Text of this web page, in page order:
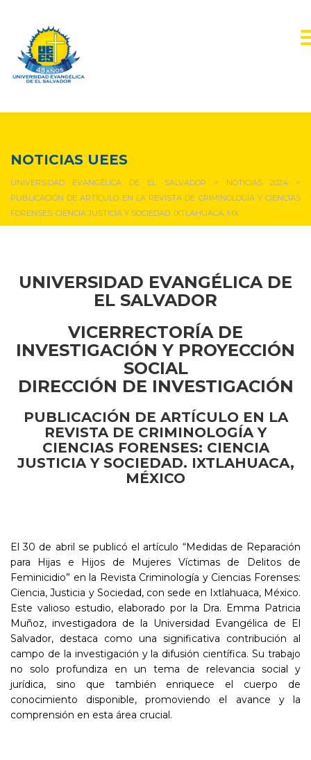
NOTICIAS UEES
UNIVERSIDAD EVANGÉLICA DE EL SALVADOR > NOTICIAS 2024>
PUBLICACIÓN DE ARTÍCULO EN LA REVISTA DE CRIMINOLOGÍA Y CIENCIAS
FORENSES: CIENCIA JUSTICIA Y SOCIEDAD. IXTLAHUACA, MX
UNIVERSIDAD EVANGÉLICA DE
EL SALVADOR
VICERRECTORÍA DE
INVESTIGACIÓN Y PROYECCIÓN
SOCIAL
DIRECCIÓN DE INVESTIGACIÓN
PUBLICACIÓN DE ARTÍCULO EN LA
REVISTA DE CRIMINOLOGÍA Y
CIENCIAS FORENSES: CIENCIA
JUSTICIA Y SOCIEDAD. IXTLAHUACA,
MÉXICO
El 30 de abril se publicó el artículo “Medidas de Reparación
para Hijas e Hijos de Mujeres Víctimas de Delitos de
Feminicidio” en la Revista Criminología y Ciencias Forenses:
Ciencia, Justicia y Sociedad, con sede en Ixtlahuaca, México.
Este valioso estudio, elaborado por la Dra. Emma Patricia
Muñoz, investigadora de la Universidad Evangélica de El
Salvador, destaca como una significativa contribución al
campo de la investigación y la difusión científica. Su trabajo
no solo profundiza en un tema de relevancia social y
jurídica, sino que también enriquece el cuerpo de
conocimiento disponible, promoviendo el avance y la
comprensión en esta área crucial.